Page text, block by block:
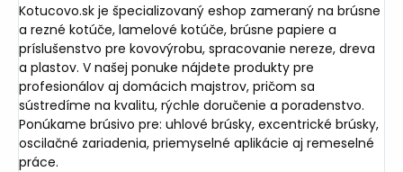
Kotucovo.sk je špecializovaný eshop zameraný na brúsne
a rezné kotúče, lamelové kotúče, brúsne papiere a
príslušenstvo pre kovovýrobu, spracovanie nereze, dreva
a plastov. V našej ponuke nájdete produkty pre
profesionálov aj domácich majstrov, pričom sa
sústredíme na kvalitu, rýchle doručenie a poradenstvo.
Ponúkame brúsivo pre: uhlové brúsky, excentrické brúsky,
oscilačné zariadenia, priemyselné aplikácie aj remeselné
práce.